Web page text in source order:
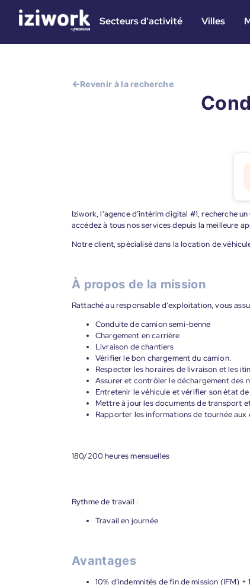
Secteurs d'activité Villes
Revenir à la recherche
Iziwork, l'agence d’intérim digital #1, recherche
accédez à tous nos services depuis la meilleure
Notre client, spécialisé dans la location de
À propos de la mission
Rattaché au responsable d'exploitation, vous
Conduite de camion semi-benne
Chargement en carrière
Livraison de chantiers
Vérifier le bon chargement du camion.
Respecter les horaires de livraison et les
Assurer et contrôler le déchargement des
Entretenir le véhicule et vérifier son état
Mettre à jour les documents de transport
Rapporter les informations de tournée aux
180/200 heures mensuelles
Rythme de travail :
Travail en journée
Avantages
10% d’indemnités de fin de mission (IFM)